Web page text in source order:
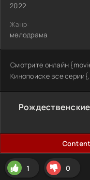
2022
Жанр:
мелодрама
Смотрите онлайн
Кинопоиске все
1 0